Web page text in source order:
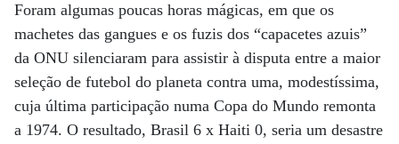
Foram algumas poucas horas mágicas, em que os
machetes das gangues e os fuzis dos “capacetes azuis”
da ONU silenciaram para assistir à disputa entre a maior
seleção de futebol do planeta contra uma, modestíssima,
cuja última participação numa Copa do Mundo remonta
a 1974. O resultado, Brasil 6 x Haiti 0, seria um desastre